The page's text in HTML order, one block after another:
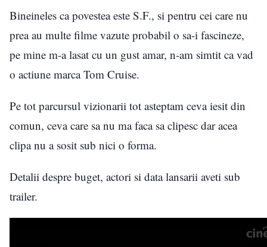
Bineineles ca povestea este S.F., si pentru cei care nu
prea au multe filme vazute probabil o sa-i fascineze,
pe mine m-a lasat cu un gust amar, n-am simtit ca vad
o actiune marca Tom Cruise.
Pe tot parcursul vizionarii tot asteptam ceva iesit din
comun, ceva care sa nu ma faca sa clipesc dar acea
clipa nu a sosit sub nici o forma.
Detalii despre buget, actori si data lansarii aveti sub
trailer.